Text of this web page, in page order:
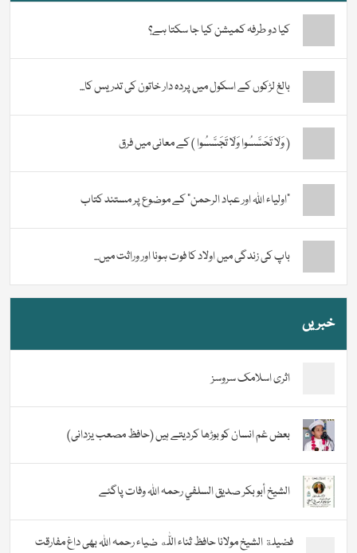
کیا دو طرفہ کمیشن کیا جا سکتا ہے؟
بالغ لڑکوں کے اسکول میں پردہ دار خاتون کی تدریس کا...
( وَلَا تَحَسَّسُوا وَلَا تَجَسَّسُوا ) کے معانی میں فرق
“اولیاء اللہ اور عباد الرحمن” کے موضوع پر مستند کتاب
باپ کی زندگی میں اولاد کا فوت ہونا اور وراثت میں...
خبریں
اثری اسلامک سروسز
بعض غم انسان کو بوڑھا کردیتے ہیں (حافظ مصعب یزدانی)
الشيخ أبو بكر صديق السلفي رحمہ اللہ وفات پاگئے
فضیلة الشيخ مولانا حافظ ثناء اللّٰه ضیاء رحمہ اللہ بھی داغ مفارقت